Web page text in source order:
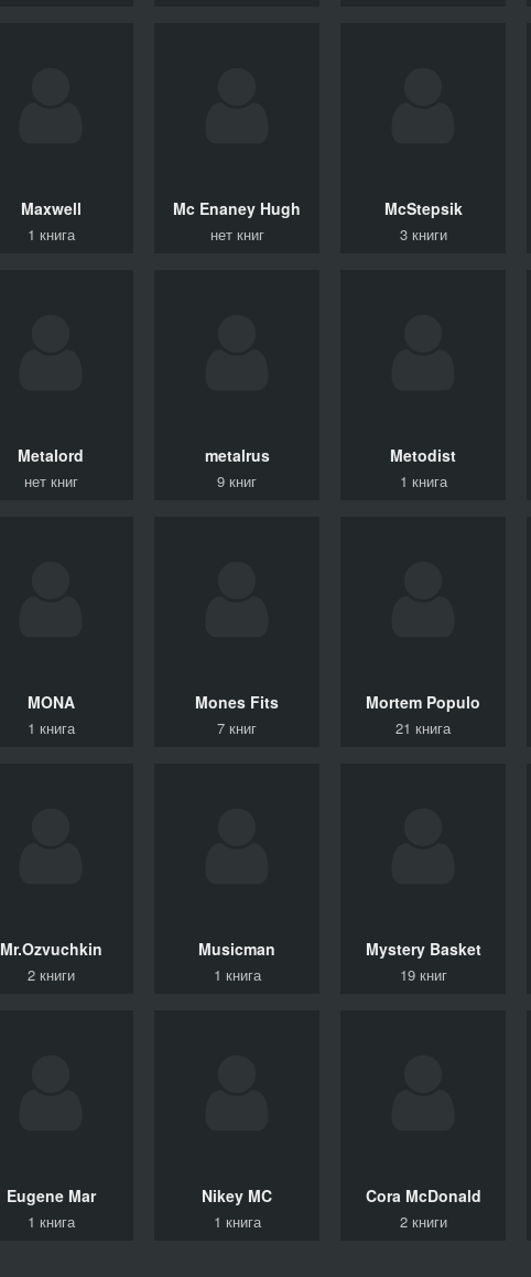
Maxwell
1 книга
Mc Enaney Hugh
нет книг
McStepsik
3 книги
Metalord
нет книг
metalrus
9 книг
Metodist
1 книга
MONA
1 книга
Mones Fits
7 книг
Mortem Populo
21 книга
Mr.Ozvuchkin
2 книги
Musicman
1 книга
Mystery Basket
19 книг
Eugene Mar
1 книга
Nikey MC
1 книга
Cora McDonald
2 книги